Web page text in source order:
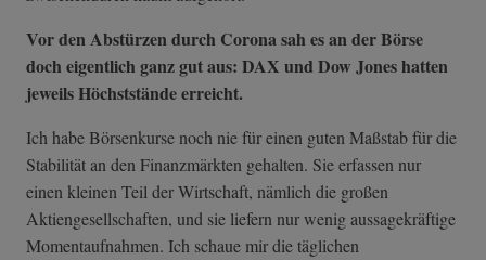
Vor den Abstürzen durch Corona sah es an der Börse
doch eigentlich ganz gut aus: DAX und Dow Jones hatten
jeweils Höchststände erreicht.
Ich habe Börsenkurse noch nie für einen guten Maßstab für die
Stabilität an den Finanzmärkten gehalten. Sie erfassen nur
einen kleinen Teil der Wirtschaft, nämlich die großen
Aktiengesellschaften, und sie liefern nur wenig aussagekräftige
Momentaufnahmen. Ich schaue mir die täglichen